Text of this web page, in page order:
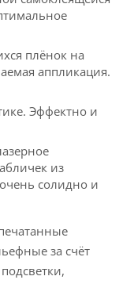
плёнок на
аппликация.
Эффектно и
из
солидно и
за счёт